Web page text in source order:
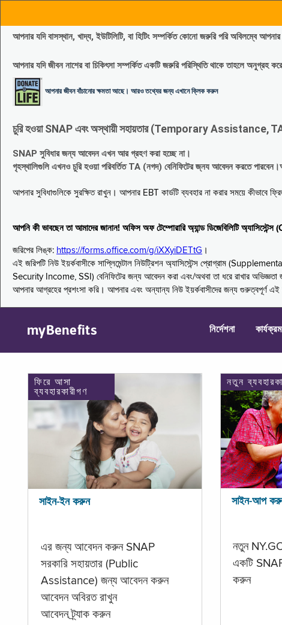
আপনার যদি বাসস্থান, খাদ্য, ইউটিলিটি, বা হিটিং সম্পর্কিত কোনো জরুরি পরি
আপনার যদি জীবন নাশের বা চিকিৎসা সম্পর্কিত একটি জরুরি পরিস্থিতি থাকে তাহলে
আপনার জীবন বাঁচানোর ক্ষমতা আছে। আরও তথ্যের জন্য এখানে ক্লিক করুন
চুরি হওয়া SNAP এবং অস্থায়ী সহায়তার (Temporary Assistance, TA)
SNAP সুবিধার জন্য আবেদন এখন আর গ্রহণ করা হচ্ছে না।
গৃহস্থালিগুলি এখনও চুরি হওয়া পরিবর্তিত TA (নগদ) বেনিফিটের জ্নয আবেদন করতে
আপনার সুবিধাগুলিকে সুরক্ষিত রাখুন। আপনার EBT কার্ডটি ব্যবহার না করার সময়ে কীভাবে
আপনি কী ভাবছেন তা আমাদের জানান! অফিস অফ টেম্পোরারি অ্যান্ড ডিজেবিলিটি
জরিপের লিঙ্ক: https://forms.office.com/g/iXXyiDETtG ।
এই জরিপটি নিউ ইয়র্কবাসীকে সাপ্লিমেন্টাল নিউট্রিশন অ্যাসিস্টেন্স প্রোগ্রাম
Security Income, SSI) বেনিফিটের জন্য আবেদন করা এবং/অথবা তা ধরে রাখার অভিজ্ঞতা
আপনার আগ্রহের প্রশংসা করি। আপনার এবং অন্যান্য নিউ ইয়র্কবাসীদের জন্য গুরুত্বপূর্ণ এই
myBenefits নির্দেশনা কার্যক্রম
ফিরে আসা
ব্যবহারকারীগণ
সাইন-ইন করুন
এর জন্য আবেদন করুন SNAP
সরকারি সহায়তার (Public
Assistance) জন্য আবেদন করুন
আবেদন অবিরত রাখুন
আবেদন ট্র্যাক করুন
নতুন
সাইন-আপ
নতুন
একটি SNAP
করুন